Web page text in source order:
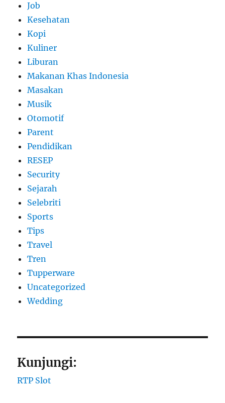
Job
Kesehatan
Kopi
Kuliner
Liburan
Makanan Khas Indonesia
Masakan
Musik
Otomotif
Parent
Pendidikan
RESEP
Security
Sejarah
Selebriti
Sports
Tips
Travel
Tren
Tupperware
Uncategorized
Wedding
Kunjungi:
RTP Slot